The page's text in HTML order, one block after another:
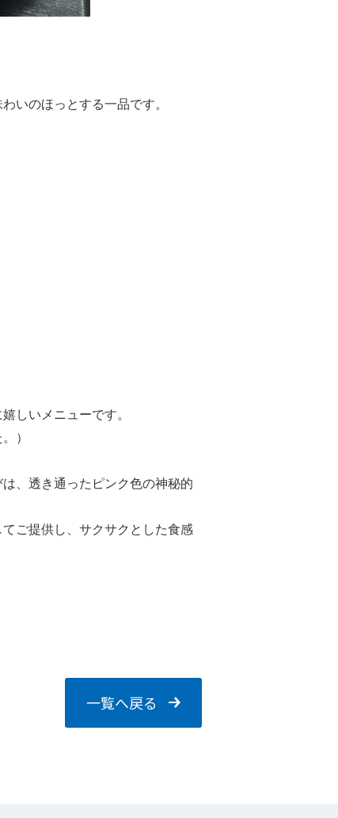
いのほっとする一品です。
しいメニューです。
）
、透き通ったピンク色の神秘的
ご提供し、サクサクとした食感
一覧へ戻る